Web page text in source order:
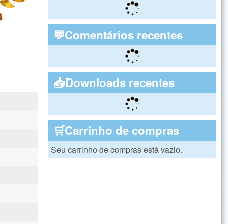
💬Comentários recentes
📥Downloads recentes
🛒Carrinho de compras
Seu carrinho de compras está vazio.